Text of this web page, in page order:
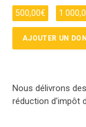
500,00€ 1
Nous délivrons
réduction d'impôt